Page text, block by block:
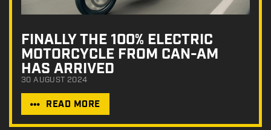
FINALLY THE 100% ELECTRIC
MOTORCYCLE FROM CAN-AM
HAS ARRIVED
30 AUGUST 2024
READ MORE